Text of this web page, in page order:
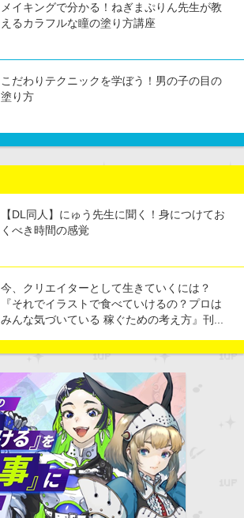
メイキングで分かる！ねぎまぷりん先生が教
えるカラフルな瞳の塗り方講座
こだわりテクニックを学ぼう！男の子の目の
塗り方
【DL同人】にゅう先生に聞く！身につけてお
くべき時間の感覚
今、クリエイターとして生きていくには？
『それでイラストで食べていけるの？プロは
みんな気づいている 稼ぐための考え方』刊...